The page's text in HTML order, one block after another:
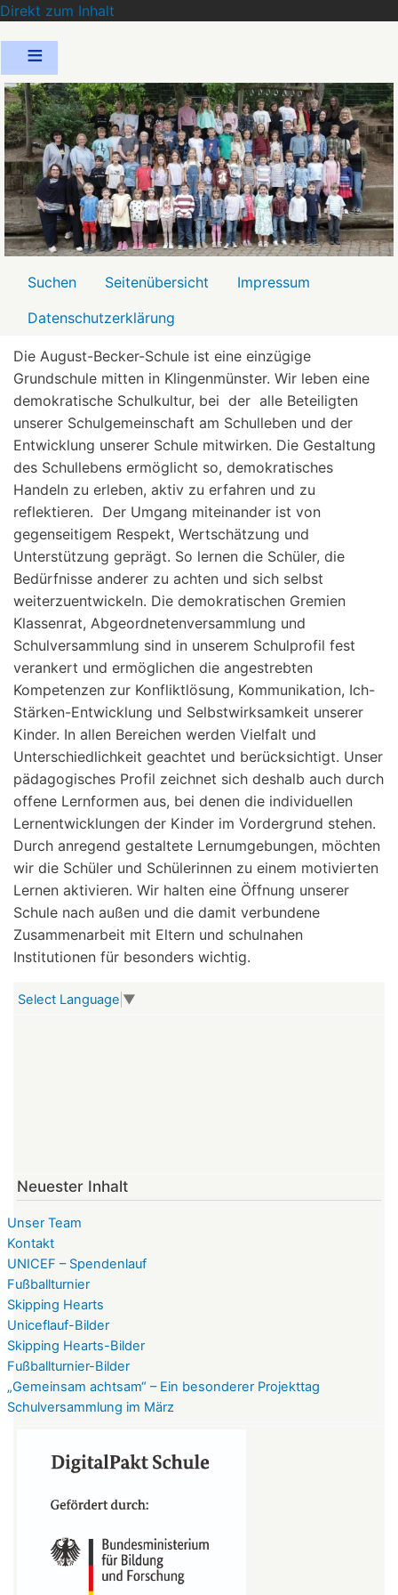
Direkt zum Inhalt
Menü2
Suchen Seitenübersicht
Impressum
Datenschutzerklärung
Die August-Becker-Schule ist eine einzügige
Grundschule mitten in Klingenmünster. Wir leben eine
demokratische Schulkultur, bei der alle Beteiligten
unserer Schulgemeinschaft am Schulleben und der
Entwicklung unserer Schule mitwirken. Die Gestaltung
des Schullebens ermöglicht so, demokratisches
Handeln zu erleben, aktiv zu erfahren und zu
reflektieren. Der Umgang miteinander ist von
gegenseitigem Respekt, Wertschätzung und
Unterstützung geprägt. So lernen die Schüler, die
Bedürfnisse anderer zu achten und sich selbst
weiterzuentwickeln. Die demokratischen Gremien
Klassenrat, Abgeordnetenversammlung und
Schulversammlung sind in unserem Schulprofil fest
verankert und ermöglichen die angestrebten
Kompetenzen zur Konfliktlösung, Kommunikation, Ich-
Stärken-Entwicklung und Selbstwirksamkeit unserer
Kinder. In allen Bereichen werden Vielfalt und
Unterschiedlichkeit geachtet und berücksichtigt. Unser
pädagogisches Profil zeichnet sich deshalb auch durch
offene Lernformen aus, bei denen die individuellen
Lernentwicklungen der Kinder im Vordergrund stehen.
Durch anregend gestaltete Lernumgebungen, möchten
wir die Schüler und Schülerinnen zu einem motivierten
Lernen aktivieren. Wir halten eine Öffnung unserer
Schule nach außen und die damit verbundene
Zusammenarbeit mit Eltern und schulnahen
Institutionen für besonders wichtig.
Select Language ▼
Neuester Inhalt
Unser Team
Kontakt
UNICEF – Spendenlauf
Fußballturnier
Skipping Hearts
Uniceflauf-Bilder
Skipping Hearts-Bilder
Fußballturnier-Bilder
„Gemeinsam achtsam“ – Ein besonderer Projekttag
Schulversammlung im März